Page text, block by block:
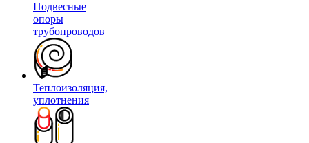
Подвесные
опоры
трубопроводов
Теплоизоляция,
уплотнения